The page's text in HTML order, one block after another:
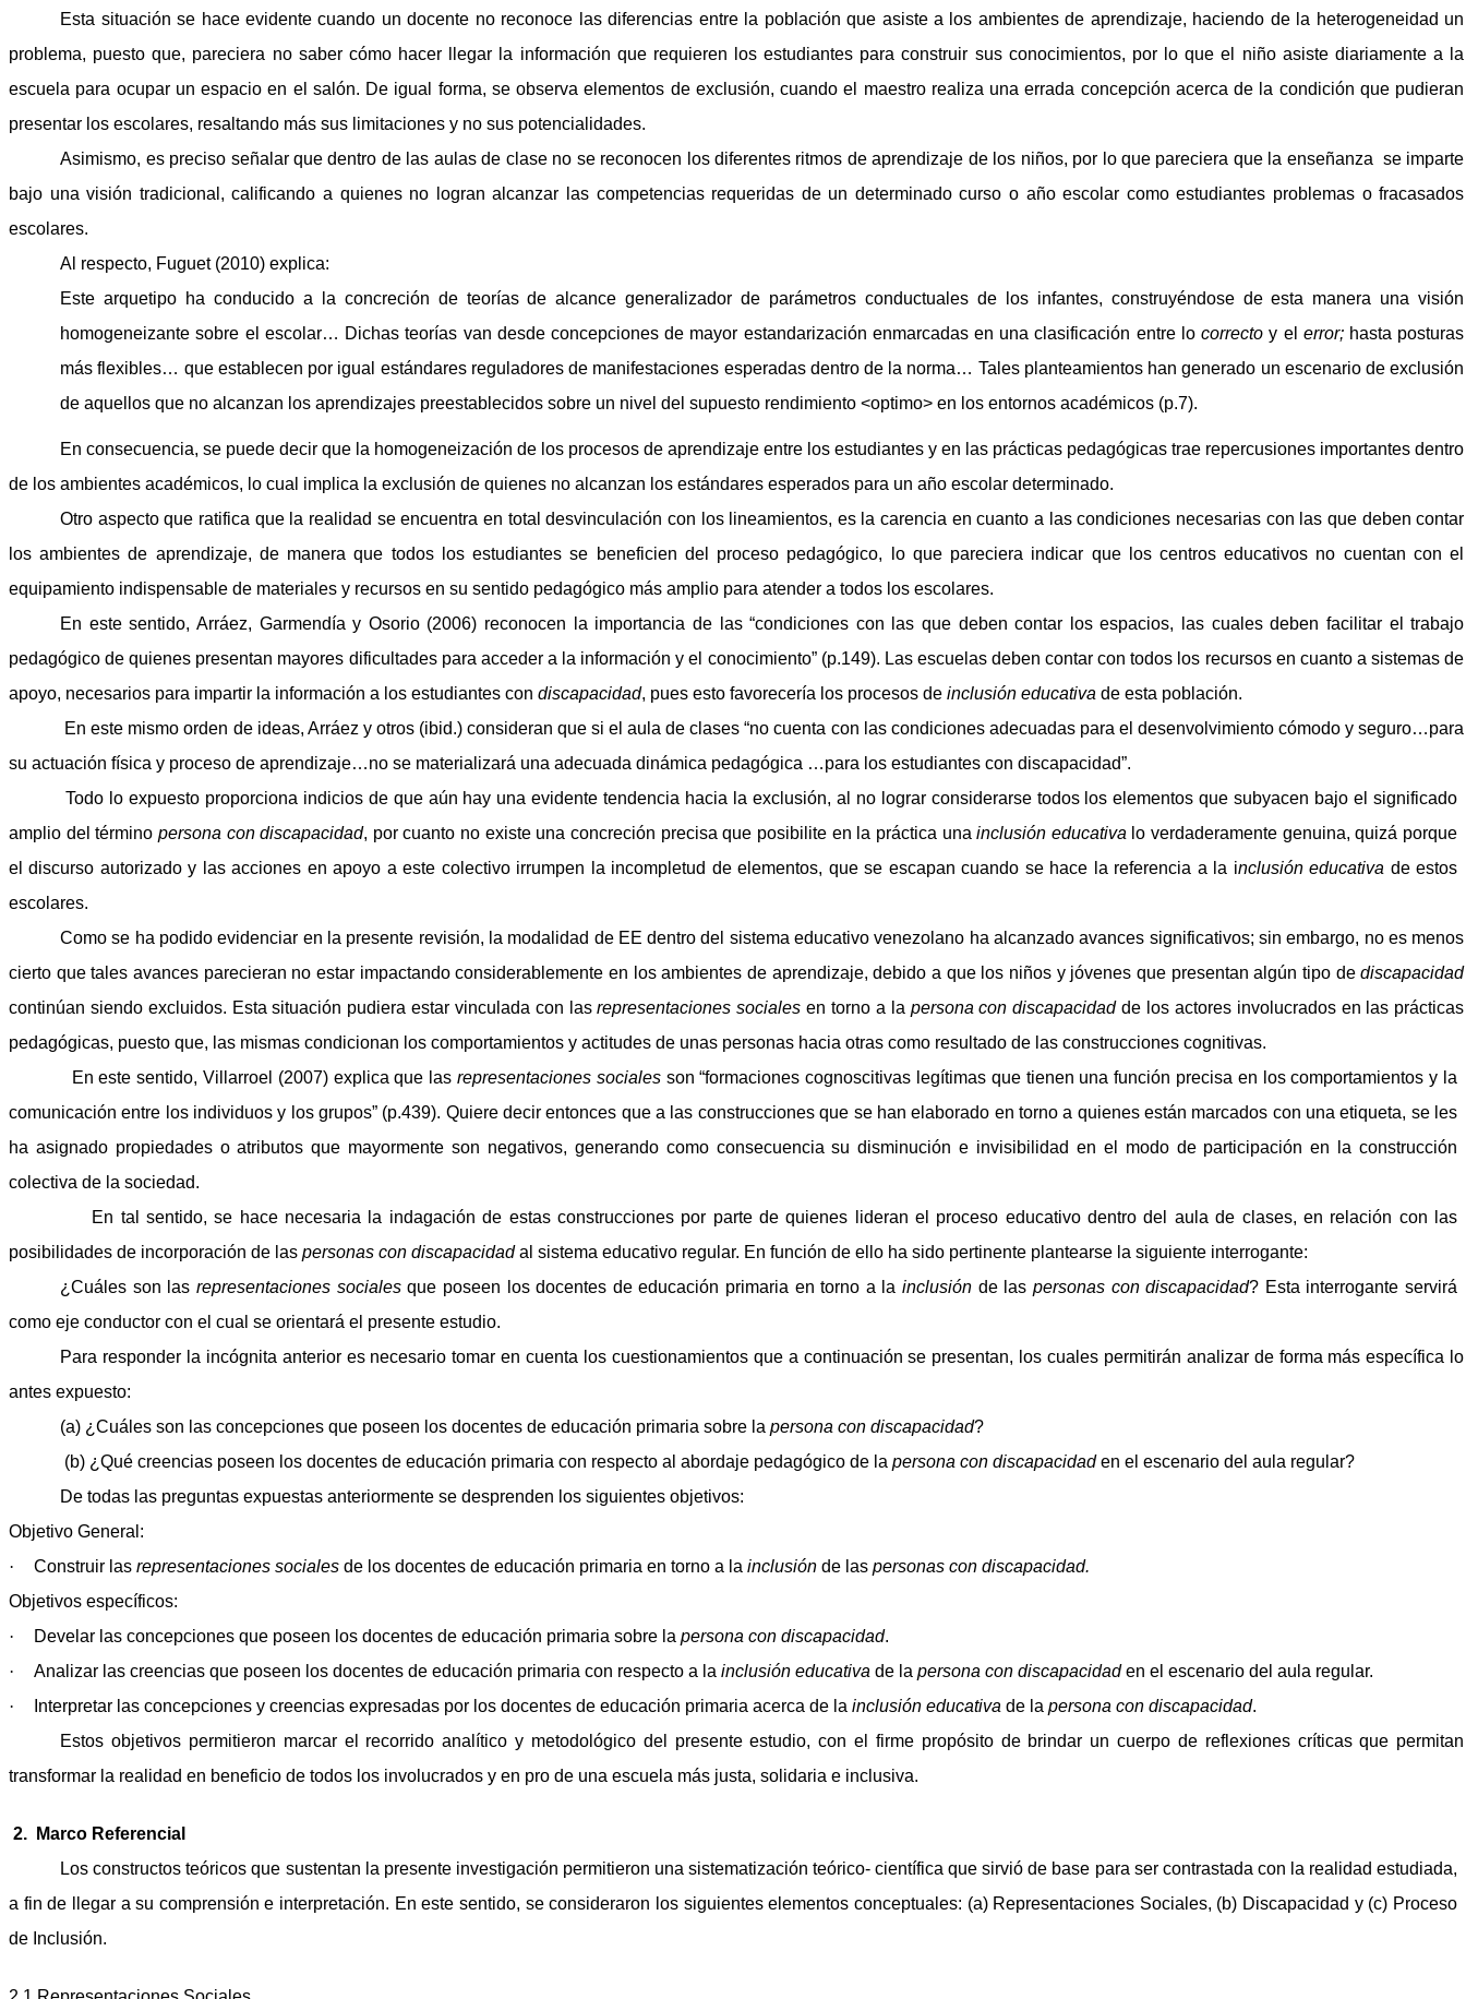
Esta situación se hace evidente cuando un docente no reconoce las diferencias entre la población que asiste a los ambientes de aprendizaje, haciendo de la heterogeneidad un
problema, puesto que, pareciera no saber cómo hacer llegar la información que requieren los estudiantes para construir sus conocimientos, por lo que el niño asiste diariamente a la
escuela para ocupar un espacio en el salón. De igual forma, se observa elementos de exclusión, cuando el maestro realiza una errada concepción acerca de la condición que pudieran
presentar los escolares, resaltando más sus limitaciones y no sus potencialidades.
Asimismo, es preciso señalar que dentro de las aulas de clase no se reconocen los diferentes ritmos de aprendizaje de los niños, por lo que pareciera que la enseñanza se imparte
bajo una visión tradicional, calificando a quienes no logran alcanzar las competencias requeridas de un determinado curso o año escolar como estudiantes problemas o fracasados
escolares.
Al respecto, Fuguet (2010) explica:
Este arquetipo ha conducido a la concreción de teorías de alcance generalizador de parámetros conductuales de los infantes, construyéndose de esta manera una visión
homogeneizante sobre el escolar… Dichas teorías van desde concepciones de mayor estandarización enmarcadas en una clasificación entre locorrectoy el error; hasta posturas
más flexibles… que establecen por igual estándares reguladores de manifestaciones esperadas dentro de la norma… Tales planteamientos han generado un escenario de exclusión
de aquellos que no alcanzan los aprendizajes preestablecidos sobre un nivel del supuesto rendimiento <optimo> en los entornos académicos (p.7).
En consecuencia, se puede decir que la homogeneización de los procesos de aprendizaje entre los estudiantes y en las prácticas pedagógicas trae repercusiones importantes dentro
de los ambientes académicos, lo cual implica la exclusión de quienes no alcanzan los estándares esperados para un año escolar determinado.
Otro aspecto que ratifica que la realidad se encuentra en total desvinculación con los lineamientos, es la carencia en cuanto a las condiciones necesarias con las que deben contar
los ambientes de aprendizaje, de manera que todos los estudiantes se beneficien del proceso pedagógico, lo que pareciera indicar que los centros educativos no cuentan con el
equipamiento indispensable de materiales y recursos en su sentido pedagógico más amplio para atender a todos los escolares.
En este sentido, Arráez, Garmendía y Osorio (2006) reconocen la importancia de las “condiciones con las que deben contar los espacios, las cuales deben facilitar el trabajo
pedagógico de quienes presentan mayores dificultades para acceder a la información y el conocimiento” (p.149). Las escuelas deben contar con todos los recursos en cuanto a sistemas de
apoyo, necesarios para impartir la información a los estudiantes con discapacidad, pues esto favorecería los procesos de inclusión educativa de esta población.
En este mismo orden de ideas, Arráez y otros (ibid.) consideran que si el aula de clases “no cuenta con las condiciones adecuadas para el desenvolvimiento cómodo y seguro…para
su actuación física y proceso de aprendizaje…no se materializará una adecuada dinámica pedagógica …para los estudiantes con discapacidad”.
Todo lo expuesto proporciona indicios de que aún hay una evidente tendencia hacia la exclusión, al no lograr considerarse todos los elementos que subyacen bajo el significado
amplio del término persona con discapacidad, por cuanto no existe una concreción precisa que posibilite en la práctica unainclusión educativa lo verdaderamente genuina, quizá porque
el discurso autorizado y las acciones en apoyo a este colectivo irrumpen la incompletud de elementos, que se escapan cuando se hace la referencia a la inclusión educativa de estos
escolares.
Como se ha podido evidenciar en la presente revisión, la modalidad de EE dentro del sistema educativo venezolano ha alcanzado avances significativos; sin embargo, no es menos
cierto que tales avances parecieran no estar impactando considerablemente en los ambientes de aprendizaje, debido a que los niños y jóvenes que presentan algún tipo dediscapacidad
continúan siendo excluidos. Esta situación pudiera estar vinculada con lasrepresentaciones socialesen torno a la persona con discapacidadde los actores involucrados en las prácticas
pedagógicas, puesto que, las mismas condicionan los comportamientos y actitudes de unas personas hacia otras como resultado de las construcciones cognitivas.
En este sentido, Villarroel (2007) explica que las representaciones sociales son “formaciones cognoscitivas legítimas que tienen una función precisa en los comportamientos y la
comunicación entre los individuos y los grupos” (p.439). Quiere decir entonces que a las construcciones que se han elaborado en torno a quienes están marcados con una etiqueta, se les
ha asignado propiedades o atributos que mayormente son negativos, generando como consecuencia su disminución e invisibilidad en el modo de participación en la construcción
colectiva de la sociedad.
En tal sentido, se hace necesaria la indagación de estas construcciones por parte de quienes lideran el proceso educativo dentro del aula de clases, en relación con las
posibilidades de incorporación de las personas con discapacidadal sistema educativo regular. En función de ello ha sido pertinente plantearse la siguiente interrogante:
¿Cuáles son lasrepresentaciones socialesque poseen los docentes de educación primaria en torno a lainclusión de las personas con discapacidad? Esta interrogante servirá
como eje conductor con el cual se orientará el presente estudio.
Para responder la incógnita anterior es necesario tomar en cuenta los cuestionamientos que a continuación se presentan, los cuales permitirán analizar de forma más específica lo
antes expuesto:
(a) ¿Cuáles son las concepciones que poseen los docentes de educación primaria sobre lapersona con discapacidad?
(b) ¿Qué creencias poseen los docentes de educación primaria con respecto al abordaje pedagógico de lapersona con discapacidaden el escenario del aula regular?
De todas las preguntas expuestas anteriormente se desprenden los siguientes objetivos:
Objetivo General:
·
Construir las representaciones sociales de los docentes de educación primaria en torno a la inclusión de las personas con discapacidad.
Objetivos específicos:
·
Develar las concepciones que poseen los docentes de educación primaria sobre la persona con discapacidad.
·
Analizar las creencias que poseen los docentes de educación primaria con respecto a la inclusión educativa de la persona con discapacidaden el escenario del aula regular.
·
Interpretar las concepciones y creencias expresadas por los docentes de educación primaria acerca de la inclusión educativa de la persona con discapacidad.
Estos objetivos permitieron marcar el recorrido analítico y metodológico del presente estudio, con el firme propósito de brindar un cuerpo de reflexiones críticas que permitan
transformar la realidad en beneficio de todos los involucrados y en pro de una escuela más justa, solidaria e inclusiva.
2.
Marco Referencial
Los constructos teóricos que sustentan la presente investigación permitieron una sistematización teórico- científica que sirvió de base para ser contrastada con la realidad estudiada,
a fin de llegar a su comprensión e interpretación. En este sentido, se consideraron los siguientes elementos conceptuales: (a) Representaciones Sociales, (b) Discapacidad y (c) Proceso
de Inclusión.